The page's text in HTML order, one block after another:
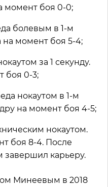
момент боя 0-0;
болевым в 1-м
на момент боя 5-4;
за 1 секунду.
боя 0-3;
нокаутом в 1-м
на момент боя 4-5;
нокаутом.
боя 8-4. После
карьеру.
Минеевым в 2018